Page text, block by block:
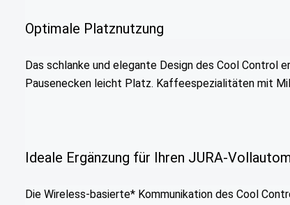
Optimale Platznutzung
Das schlanke und elegante Design des Cool Control
Pausenecken leicht Platz. Kaffeespezialitäten mit
Ideale Ergänzung für Ihren JURA-
Die Wireless-basierte* Kommunikation des Cool